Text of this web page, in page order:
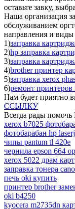
оставьте завку,
Наша организация
обслуживанием
направления и виды
1)заправка
2)hp заправка
3)заправка
4)brother принтер
5)заправка xerox
6)ремонт
Нам будет приятно
ССЫЛКУ
Всегда рады
xerox b7025
фотобарабан hp
чипы pantum tl 420e
чернила epson 664
xerox 5022 драм
заправка тонера
печь oki купить
принтер brother
oki b4250
kyocera m2735dn